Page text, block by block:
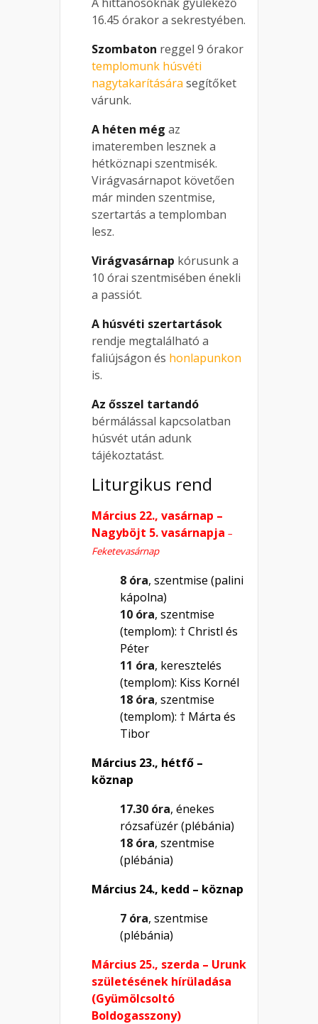
16.45 órakor a sekrestyében.
Szombaton reggel 9 órakor
templomunk húsvéti
nagytakarítására segítőket
várunk.
A héten még az
imateremben lesznek a
hétköznapi szentmisék.
Virágvasárnapot követően
már minden szentmise,
szertartás a templomban
lesz.
Virágvasárnap kórusunk a
10 órai szentmisében énekli
a passiót.
A húsvéti szertartások
rendje megtalálható a
faliújságon és honlapunkon
is.
Az ősszel tartandó
bérmálással kapcsolatban
húsvét után adunk
tájékoztatást.
Liturgikus rend
Március 22., vasárnap –
Nagyböjt 5. vasárnapja –
Feketevasárnap
8 óra, szentmise (palini
kápolna)
10 óra, szentmise
(templom): † Christl és
Péter
11 óra, keresztelés
(templom): Kiss Kornél
18 óra, szentmise
(templom): † Márta és
Tibor
Március 23., hétfő –
köznap
17.30 óra, énekes
rózsafüzér (plébánia)
18 óra, szentmise
(plébánia)
Március 24., kedd – köznap
7 óra, szentmise
(plébánia)
Március 25., szerda – Urunk
születésének hírüladása
(Gyümölcsoltó
Boldogasszony)